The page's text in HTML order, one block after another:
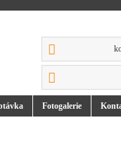
Fotogalerie